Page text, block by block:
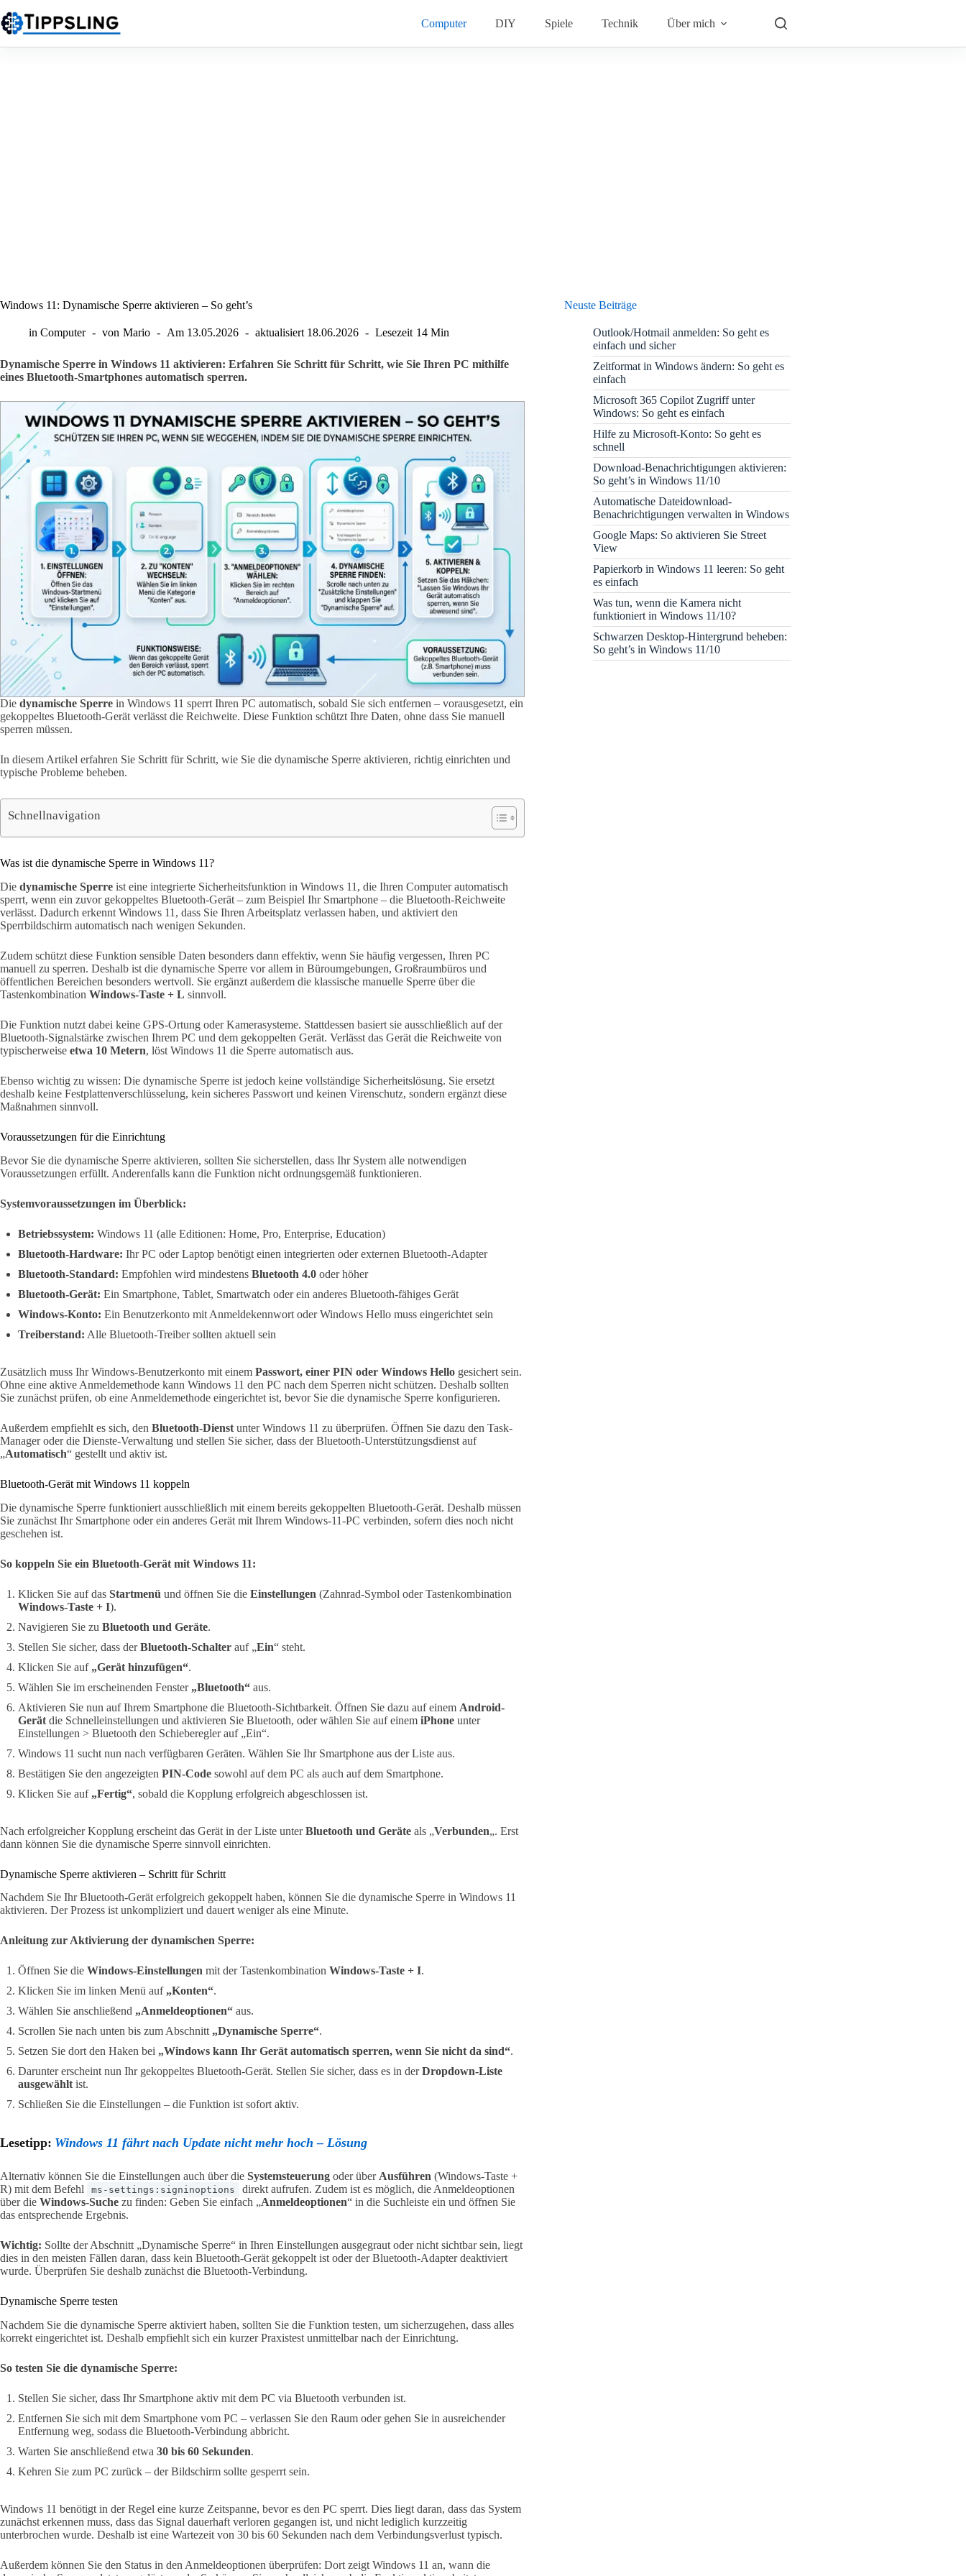
Inhalt
springen
Computer DIY Spiele Technik Über mich
Windows 11: Dynamische Sperre aktivieren – So geht’s
in Computer von Mario Am 13.05.2026 aktualisiert 18.06.2026 Lesezeit 14 Min
Dynamische Sperre in Windows 11 aktivieren: Erfahren Sie Schritt für Schritt, wie Sie Ihren PC mithilfe
eines Bluetooth-Smartphones automatisch sperren.
Die dynamische Sperre in Windows 11 sperrt Ihren PC automatisch, sobald Sie sich entfernen – vorausgesetzt, ein
gekoppeltes Bluetooth-Gerät verlässt die Reichweite. Diese Funktion schützt Ihre Daten, ohne dass Sie manuell
sperren müssen.
In diesem Artikel erfahren Sie Schritt für Schritt, wie Sie die dynamische Sperre aktivieren, richtig einrichten und
typische Probleme beheben.
Schnellnavigation
Was ist die dynamische Sperre in Windows 11?
Die dynamische Sperre ist eine integrierte Sicherheitsfunktion in Windows 11, die Ihren Computer automatisch
sperrt, wenn ein zuvor gekoppeltes Bluetooth-Gerät – zum Beispiel Ihr Smartphone – die Bluetooth-Reichweite
verlässt. Dadurch erkennt Windows 11, dass Sie Ihren Arbeitsplatz verlassen haben, und aktiviert den
Sperrbildschirm automatisch nach wenigen Sekunden.
Zudem schützt diese Funktion sensible Daten besonders dann effektiv, wenn Sie häufig vergessen, Ihren PC
manuell zu sperren. Deshalb ist die dynamische Sperre vor allem in Büroumgebungen, Großraumbüros und
öffentlichen Bereichen besonders wertvoll. Sie ergänzt außerdem die klassische manuelle Sperre über die
Tastenkombination Windows-Taste + L sinnvoll.
Die Funktion nutzt dabei keine GPS-Ortung oder Kamerasysteme. Stattdessen basiert sie ausschließlich auf der
Bluetooth-Signalstärke zwischen Ihrem PC und dem gekoppelten Gerät. Verlässt das Gerät die Reichweite von
typischerweise etwa 10 Metern, löst Windows 11 die Sperre automatisch aus.
Ebenso wichtig zu wissen: Die dynamische Sperre ist jedoch keine vollständige Sicherheitslösung. Sie ersetzt
deshalb keine Festplattenverschlüsselung, kein sicheres Passwort und keinen Virenschutz, sondern ergänzt diese
Maßnahmen sinnvoll.
Voraussetzungen für die Einrichtung
Bevor Sie die dynamische Sperre aktivieren, sollten Sie sicherstellen, dass Ihr System alle notwendigen
Voraussetzungen erfüllt. Anderenfalls kann die Funktion nicht ordnungsgemäß funktionieren.
Systemvoraussetzungen im Überblick:
Betriebssystem: Windows 11 (alle Editionen: Home, Pro, Enterprise, Education)
Bluetooth-Hardware: Ihr PC oder Laptop benötigt einen integrierten oder externen Bluetooth-Adapter
Bluetooth-Standard: Empfohlen wird mindestens Bluetooth 4.0 oder höher
Bluetooth-Gerät: Ein Smartphone, Tablet, Smartwatch oder ein anderes Bluetooth-fähiges Gerät
Windows-Konto: Ein Benutzerkonto mit Anmeldekennwort oder Windows Hello muss eingerichtet sein
Treiberstand: Alle Bluetooth-Treiber sollten aktuell sein
Zusätzlich muss Ihr Windows-Benutzerkonto mit einem Passwort, einer PIN oder Windows Hello gesichert sein.
Ohne eine aktive Anmeldemethode kann Windows 11 den PC nach dem Sperren nicht schützen. Deshalb sollten
Sie zunächst prüfen, ob eine Anmeldemethode eingerichtet ist, bevor Sie die dynamische Sperre konfigurieren.
Außerdem empfiehlt es sich, den Bluetooth-Dienst unter Windows 11 zu überprüfen. Öffnen Sie dazu den Task-
Manager oder die Dienste-Verwaltung und stellen Sie sicher, dass der Bluetooth-Unterstützungsdienst auf
„Automatisch“ gestellt und aktiv ist.
Bluetooth-Gerät mit Windows 11 koppeln
Die dynamische Sperre funktioniert ausschließlich mit einem bereits gekoppelten Bluetooth-Gerät. Deshalb müssen
Sie zunächst Ihr Smartphone oder ein anderes Gerät mit Ihrem Windows-11-PC verbinden, sofern dies noch nicht
geschehen ist.
So koppeln Sie ein Bluetooth-Gerät mit Windows 11:
Klicken Sie auf das Startmenü und öffnen Sie die Einstellungen (Zahnrad-Symbol oder Tastenkombination
Windows-Taste + I).
Navigieren Sie zu Bluetooth und Geräte.
Stellen Sie sicher, dass derBluetooth-Schalter auf „Ein“ steht.
Klicken Sie auf „Gerät hinzufügen“.
Wählen Sie im erscheinenden Fenster „Bluetooth“ aus.
Aktivieren Sie nun auf Ihrem Smartphone die Bluetooth-Sichtbarkeit. Öffnen Sie dazu auf einem Android-
Gerät die Schnelleinstellungen und aktivieren Sie Bluetooth, oder wählen Sie auf einem iPhone unter
Einstellungen > Bluetooth den Schieberegler auf „Ein“.
Windows 11 sucht nun nach verfügbaren Geräten. Wählen Sie Ihr Smartphone aus der Liste aus.
Bestätigen Sie den angezeigten PIN-Code sowohl auf dem PC als auch auf dem Smartphone.
Klicken Sie auf „Fertig“, sobald die Kopplung erfolgreich abgeschlossen ist.
Nach erfolgreicher Kopplung erscheint das Gerät in der Liste unterBluetooth und Geräte als „Verbunden„. Erst
dann können Sie die dynamische Sperre sinnvoll einrichten.
Dynamische Sperre aktivieren – Schritt für Schritt
Nachdem Sie Ihr Bluetooth-Gerät erfolgreich gekoppelt haben, können Sie die dynamische Sperre in Windows 11
aktivieren. Der Prozess ist unkompliziert und dauert weniger als eine Minute.
Anleitung zur Aktivierung der dynamischen Sperre:
Öffnen Sie die Windows-Einstellungen mit der Tastenkombination Windows-Taste + I.
Klicken Sie im linken Menü auf „Konten“.
Wählen Sie anschließend „Anmeldeoptionen“ aus.
Scrollen Sie nach unten bis zum Abschnitt „Dynamische Sperre“.
Setzen Sie dort den Haken bei „Windows kann Ihr Gerät automatisch sperren, wenn Sie nicht da sind“.
Darunter erscheint nun Ihr gekoppeltes Bluetooth-Gerät. Stellen Sie sicher, dass es in derDropdown-Liste
ausgewählt ist.
Schließen Sie die Einstellungen – die Funktion ist sofort aktiv.
Lesetipp: Windows 11 fährt nach Update nicht mehr hoch – Lösung
Alternativ können Sie die Einstellungen auch über die Systemsteuerung oder über Ausführen (Windows-Taste +
R) mit dem Befehl
ms-settings:signinoptions
direkt aufrufen. Zudem ist es möglich, die Anmeldeoptionen
über die Windows-Suche zu finden: Geben Sie einfach „Anmeldeoptionen“ in die Suchleiste ein und öffnen Sie
das entsprechende Ergebnis.
Wichtig: Sollte der Abschnitt „Dynamische Sperre“ in Ihren Einstellungen ausgegraut oder nicht sichtbar sein, liegt
dies in den meisten Fällen daran, dass kein Bluetooth-Gerät gekoppelt ist oder der Bluetooth-Adapter deaktiviert
wurde. Überprüfen Sie deshalb zunächst die Bluetooth-Verbindung.
Dynamische Sperre testen
Nachdem Sie die dynamische Sperre aktiviert haben, sollten Sie die Funktion testen, um sicherzugehen, dass alles
korrekt eingerichtet ist. Deshalb empfiehlt sich ein kurzer Praxistest unmittelbar nach der Einrichtung.
So testen Sie die dynamische Sperre:
Stellen Sie sicher, dass Ihr Smartphone aktiv mit dem PC via Bluetooth verbunden ist.
Entfernen Sie sich mit dem Smartphone vom PC – verlassen Sie den Raum oder gehen Sie in ausreichender
Entfernung weg, sodass die Bluetooth-Verbindung abbricht.
Warten Sie anschließend etwa 30 bis 60 Sekunden.
Kehren Sie zum PC zurück – der Bildschirm sollte gesperrt sein.
Windows 11 benötigt in der Regel eine kurze Zeitspanne, bevor es den PC sperrt. Dies liegt daran, dass das System
zunächst erkennen muss, dass das Signal dauerhaft verloren gegangen ist, und nicht lediglich kurzzeitig
unterbrochen wurde. Deshalb ist eine Wartezeit von 30 bis 60 Sekunden nach dem Verbindungsverlust typisch.
Außerdem können Sie den Status in den Anmeldeoptionen überprüfen: Dort zeigt Windows 11 an, wann die
Neuste Beiträge
Outlook/Hotmail anmelden: So geht es
einfach und sicher
Zeitformat in Windows ändern: So geht es
einfach
Microsoft 365 Copilot Zugriff unter
Windows: So geht es einfach
Hilfe zu Microsoft-Konto: So geht es
schnell
Download-Benachrichtigungen aktivieren:
So geht’s in Windows 11/10
Automatische Dateidownload-
Benachrichtigungen verwalten in Windows
Google Maps: So aktivieren Sie Street
View
Papierkorb in Windows 11 leeren: So geht
es einfach
Was tun, wenn die Kamera nicht
funktioniert in Windows 11/10?
Schwarzen Desktop-Hintergrund beheben:
So geht’s in Windows 11/10